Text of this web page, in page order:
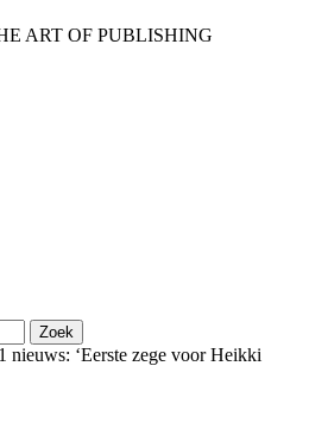
ART OF PUBLISHING
nieuws: ‘Eerste zege voor Heikki